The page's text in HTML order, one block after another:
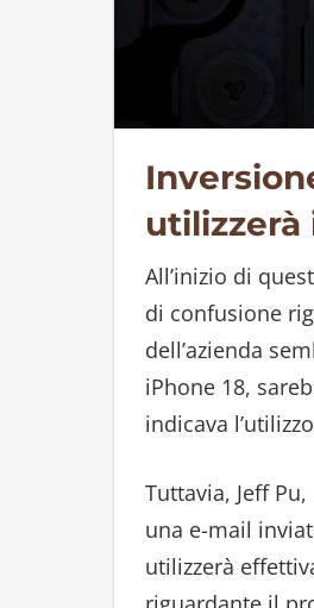
utilizzerà
All’inizio di
di confusione
dell’azienda
iPhone 18,
indicava
Tuttavia, Jeff
una e-mail
utilizzerà